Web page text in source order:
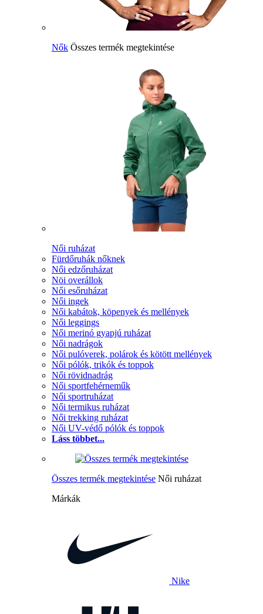
Nők Összes termék megtekintése
Női ruházat
Fürdőruhák nőknek
Női edzőruházat
Nöi overállok
Női esőruházat
Női ingek
Női kabátok, köpenyek és mellények
Női leggings
Női merinó gyapjú ruházat
Női nadrágok
Női pulóverek, polárok és kötött mellények
Női pólók, trikók és toppok
Női rövidnadrág
Női sportfehérneműk
Női sportruházat
Női termikus ruházat
Női trekking ruházat
Női UV-védő pólók és toppok
Láss többet...
Összes termék megtekintése Női ruházat
Márkák
Nike